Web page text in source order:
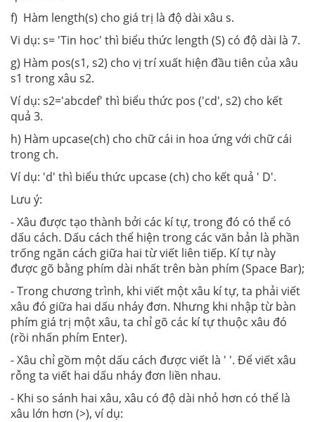
f) Hàm length(s) cho giá trị là độ dài xâu s.
Vi dụ: s= 'Tin hoc' thì biểu thức length (S) có độ dài là 7.
g) Hàm pos(s1, s2) cho vị trí xuất hiện đầu tiên của xâu
s1 trong xâu s2.
Ví dụ: s2='abcdef' thì biểu thức pos ('cd', s2) cho kết
quả 3.
h) Hàm upcase(ch) cho chữ cái in hoa ứng với chữ cái
trong ch.
Ví dụ: 'd' thì biểu thức upcase (ch) cho kết quả ' D'.
Lưu ý:
- Xâu được tạo thành bởi các kí tự, trong đó có thể có
dấu cách. Dấu cách thể hiện trong các văn bản là phần
trống ngăn cách giữa hai từ viết liên tiếp. Kí tự này
được gõ bằng phím dài nhất trên bàn phím (Space Bar);
-Trong chương trình, khi viết một xâu kí tự, ta phải viết
xâu đó giữa hai dấu nháy đơn. Nhưng khi nhập từ bàn
phím giá trị một xâu, ta chỉ gõ các kí tự thuộc xâu đó
(rồi nhấn phím Enter).
- Xâu chỉ gồm một dấu cách được viết là ' '. Để viết xâu
rỗng ta viết hai dấu nháy đơn liền nhau.
- Khi so sánh hai xâu, xâu có độ dài nhỏ hơn có thể là
xâu lớn hơn (>), ví dụ: